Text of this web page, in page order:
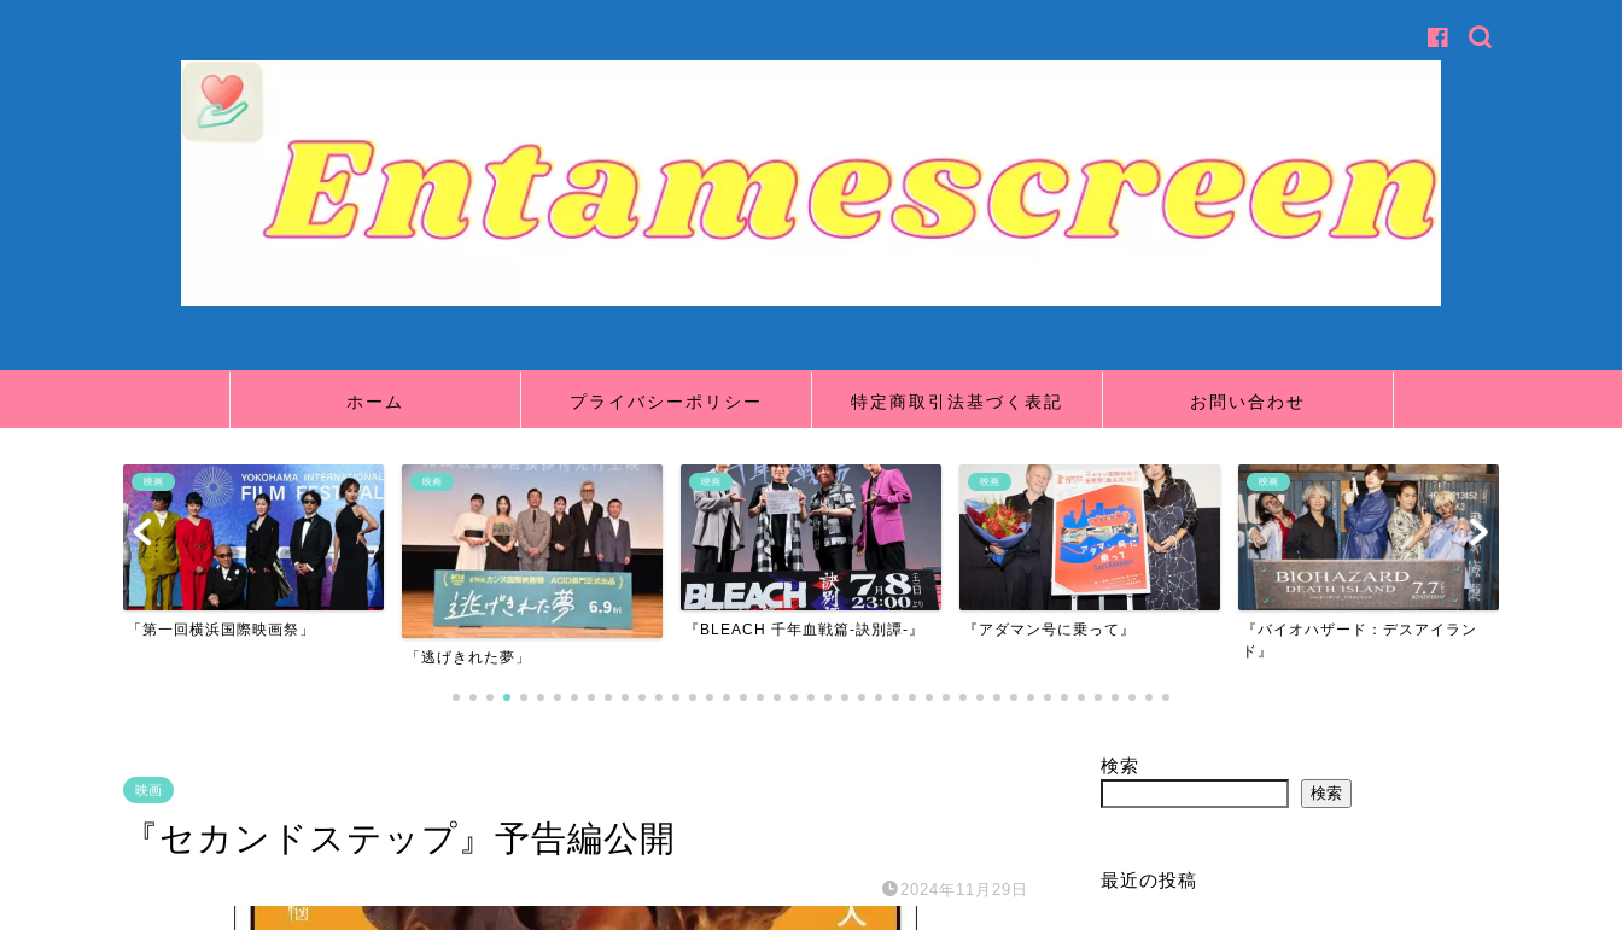
ホーム プライバシーポリシー 特定商取引法基づく表記 お問い合わせ
映画
「第一回横浜国際映画祭」
映画
「逃げきれた夢」
映画
『BLEACH 千年血戦篇-訣別譚-』
映画
『アダマン号に乗って』
映画
『バイオハザード：デスアイラン
ド』
映画
『セカンドステップ』予告編公開
2024年11月29日
検索
検索
最近の投稿